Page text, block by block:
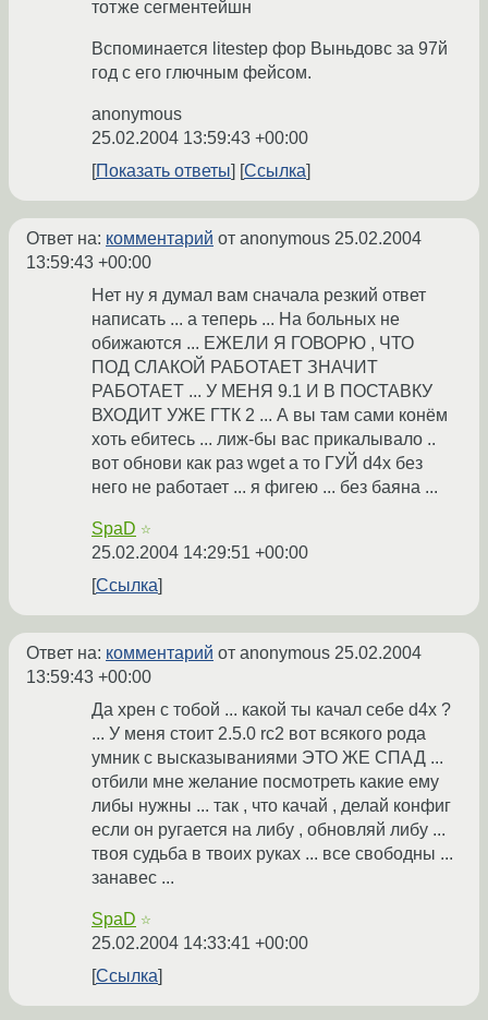
тотже сегментейшн
Вспоминается litestep фор Выньдовс за 97й
год с его глючным фейсом.
anonymous
25.02.2004 13:59:43 +00:00
Показать ответы
Ссылка
Ответ на: комментарий от anonymous 25.02.2004
13:59:43 +00:00
Нет ну я думал вам сначала резкий ответ
написать ... а теперь ... На больных не
обижаются ... ЕЖЕЛИ Я ГОВОРЮ , ЧТО
ПОД СЛАКОЙ РАБОТАЕТ ЗНАЧИТ
РАБОТАЕТ ... У МЕНЯ 9.1 И В ПОСТАВКУ
ВХОДИТ УЖЕ ГТК 2 ... А вы там сами конём
хоть ебитесь ... лиж-бы вас прикалывало ..
вот обнови как раз wget а то ГУЙ d4x без
него не работает ... я фигею ... без баяна ...
SpaD ☆
25.02.2004 14:29:51 +00:00
Ссылка
Ответ на: комментарий от anonymous 25.02.2004
13:59:43 +00:00
Да хрен с тобой ... какой ты качал себе d4x ?
... У меня стоит 2.5.0 rc2 вот всякого рода
умник с высказываниями ЭТО ЖЕ СПАД ...
отбили мне желание посмотреть какие ему
либы нужны ... так , что качай , делай конфиг
если он ругается на либу , обновляй либу ...
твоя судьба в твоих руках ... все свободны ...
занавес ...
SpaD ☆
25.02.2004 14:33:41 +00:00
Ссылка